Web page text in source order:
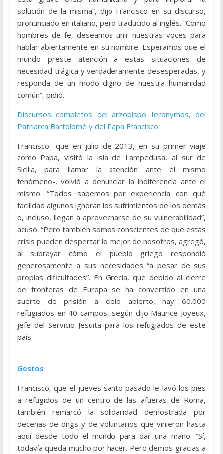
solución de la misma”, dijo Francisco en su discurso,
pronunciado en italiano, pero traducido al inglés. “Como
hombres de fe, deseamos unir nuestras voces para
hablar abiertamente en su nombre. Esperamos que el
mundo preste atención a estas situaciones de
necesidad trágica y verdaderamente desesperadas, y
responda de un modo digno de nuestra humanidad
común”, pidió.
Discursos completos del arzobispo Ieronymos, del
Patriarca Bartolomé y del Papa Francisco
Francisco -que en julio de 2013, en su primer viaje
como Papa, visitó la isla de Lampedusa, al sur de
Sicilia, para llamar la atención ante el mismo
fenómeno-, volvió a denunciar la indiferencia ante el
mismo. “Todos sabemos por experiencia con qué
facilidad algunos ignoran los sufrimientos de los demás
o, incluso, llegan a aprovecharse de su vulnerabilidad”,
acusó. “Pero también somos conscientes de que estas
crisis pueden despertar lo mejor de nosotros, agregó,
al subrayar cómo el pueblo griego respondió
generosamente a sus necesidades “a pesar de sus
propias dificultades”. En Grecia, que debido al cierre
de fronteras de Europa se ha convertido en una
suerte de prisión a cielo abierto, hay 60.000
refugiados en 40 campos, según dijo Maurice Joyeux,
jefe del Servicio Jesuita para los refugiados de este
país.
Gestos
Francisco, que el jueves santo pasado le lavó los pies
a refugidos de un centro de las afueras de Roma,
también remarcó la solidaridad demostrada por
decenas de ongs y de voluntarios que vinieron hasta
aquí desde todo el mundo para dar una mano. “Sí,
todavía queda mucho por hacer. Pero demos gracias a